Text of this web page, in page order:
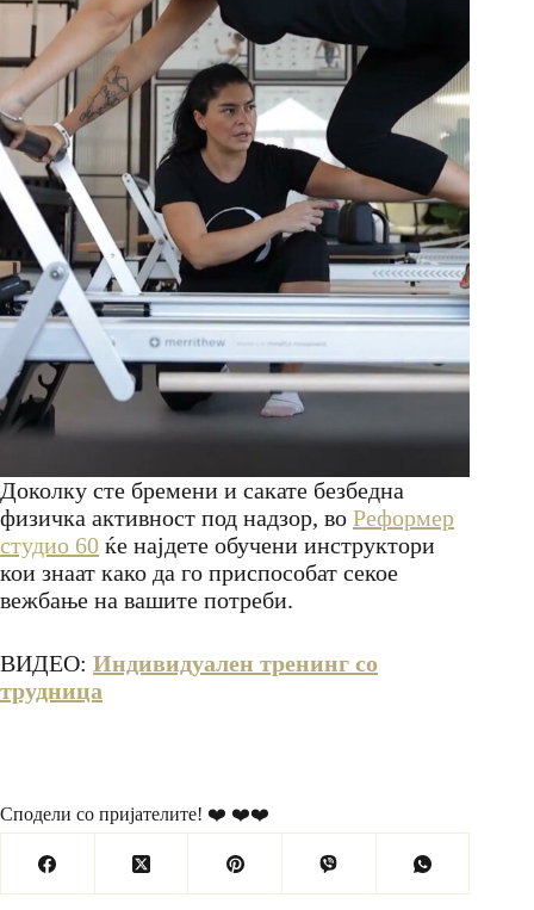
Доколку сте бремени и сакате безбедна
физичка активност под надзор, во Реформер
студио 60 ќе најдете обучени инструктори
кои знаат како да го приспособат секое
вежбање на вашите потреби.
ВИДЕО: Индивидуален тренинг со
трудница
Сподели со пријателите! ❤️ ❤️❤️